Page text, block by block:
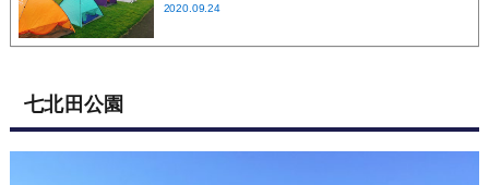
2020.09.24
七北田公園